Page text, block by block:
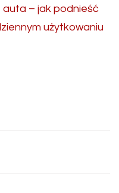
– jak podnieść
użytkowaniu